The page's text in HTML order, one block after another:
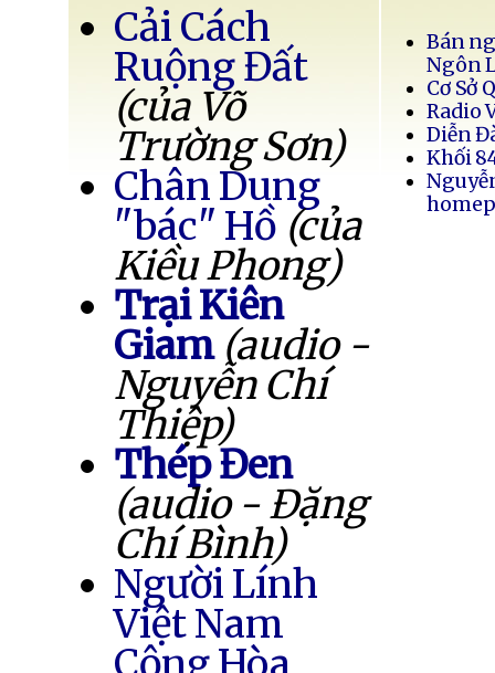
Cải Cách
Ruộng Đất
(của Võ
Trường Sơn)
Chân Dung
"bác" Hồ (của
Kiều Phong)
Trại Kiên
Giam (audio -
Nguyễn Chí
Thiệp)
Thép Đen
(audio - Đặng
Chí Bình)
Người Lính
Việt Nam
Bán
Ngôn
Cơ Sở
Radio
Diễn
Khối